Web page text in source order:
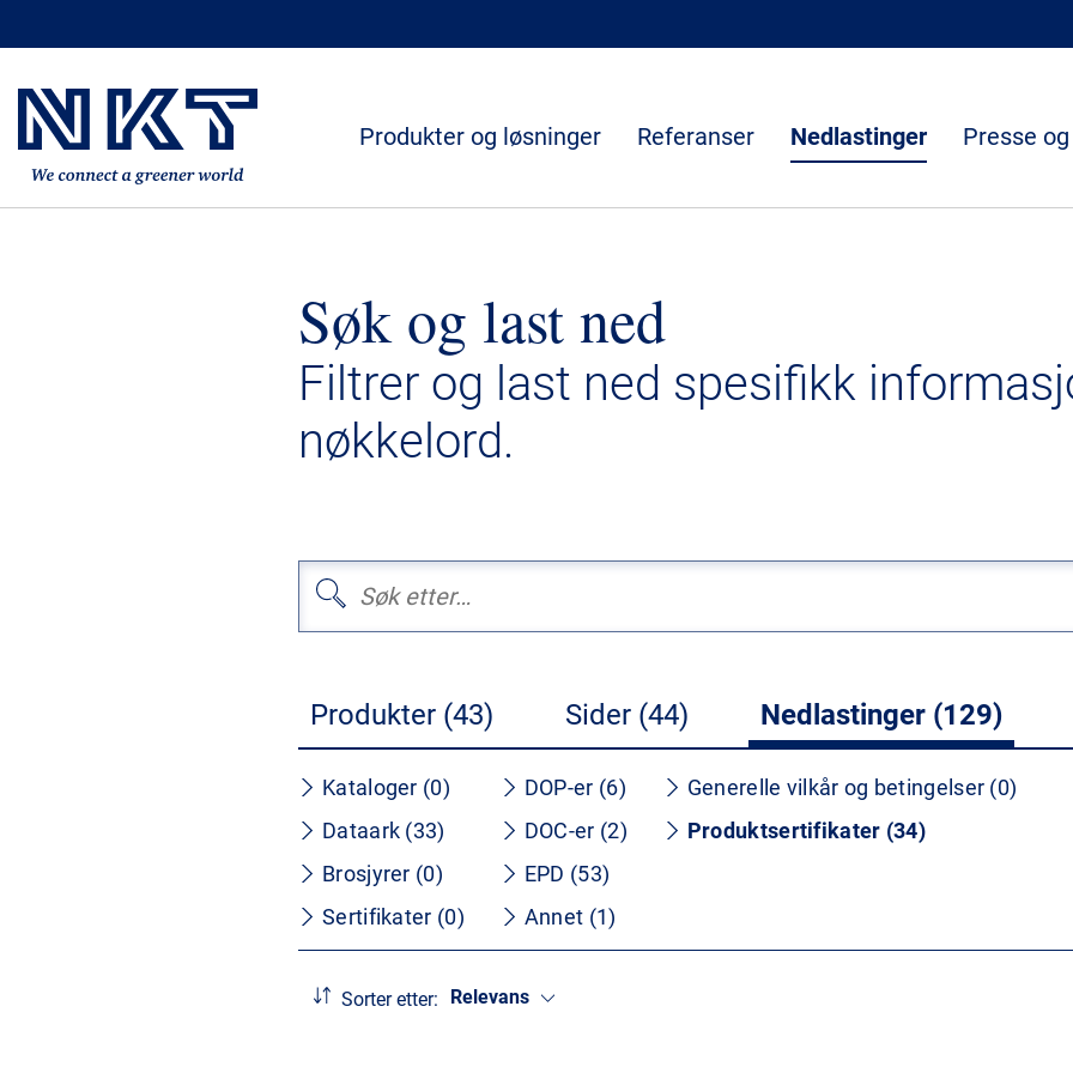
Produkter og løsninger Referanser Nedlastinger Presse
Søk og last ned
Filtrer og last ned spesifikk
nøkkelord.
Produkter (43) Sider (44) Nedlastinger (129)
Kataloger (0)
Dataark (33)
Brosjyrer (0)
Sertifikater (0)
DOP-er (6)
DOC-er (2)
EPD (53)
Annet (1)
Generelle vilkår og betingelser (0)
Produktsertifikater (34)
Sorter etter: Relevans